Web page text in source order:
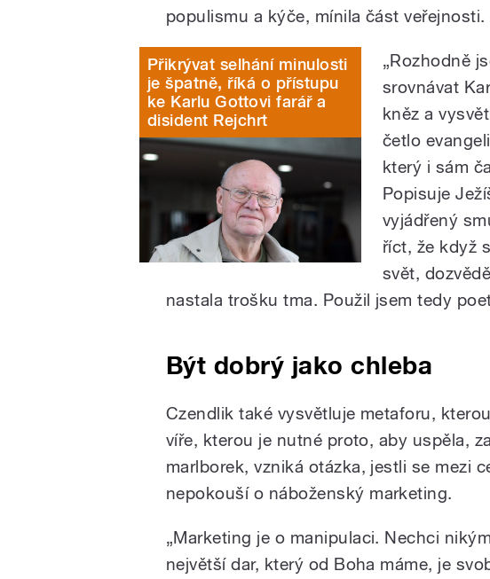
populismu a kýče, mínila část veřejnosti.
Přikrývat selhání minulosti
je špatně, říká o přístupu
ke Karlu Gottovi farář a
disident Rejchrt
„Rozhodně
srovnávat
kněz a
četlo
který i sám
Popisuje
vyjádřený
říct, že když
svět,
nastala trošku tma. Použil jsem tedy
Být dobrý jako chleba
Czendlik také vysvětluje metaforu,
víře, kterou je nutné proto, aby uspěla,
marlborek, vzniká otázka, jestli se mezi
nepokouší o náboženský marketing.
„Marketing je o manipulaci. Nechci
největší dar, který od Boha máme, je